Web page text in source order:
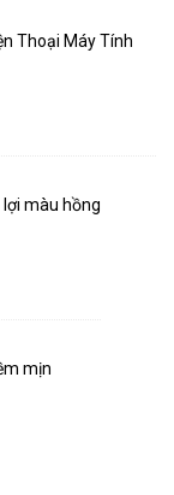
Thoại Máy Tính
lợi màu hồng
mịn